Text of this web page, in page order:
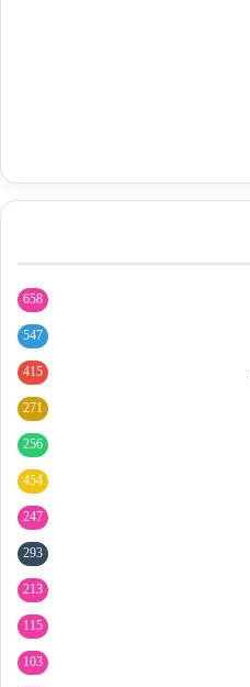
658
547
415
271
256
454
247
293
213
115
103